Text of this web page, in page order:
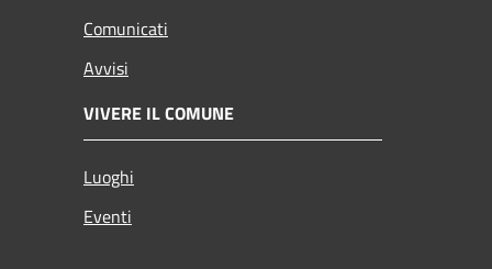
Comunicati
Avvisi
VIVERE IL COMUNE
Luoghi
Eventi